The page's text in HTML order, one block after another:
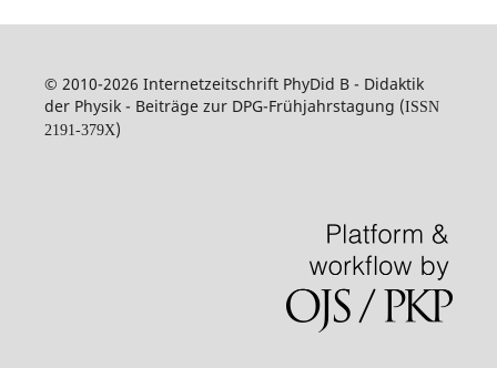
© 2010-2026 Internetzeitschrift PhyDid B - Didaktik
der Physik - Beiträge zur DPG-Frühjahrstagung (ISSN
2191-379X)